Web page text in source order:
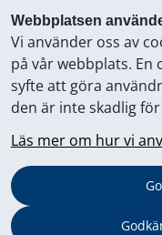
Webbplatsen
Vi använder oss av
på vår webbplats. En
syfte att göra
den är inte skadlig
Läs mer om hur vi